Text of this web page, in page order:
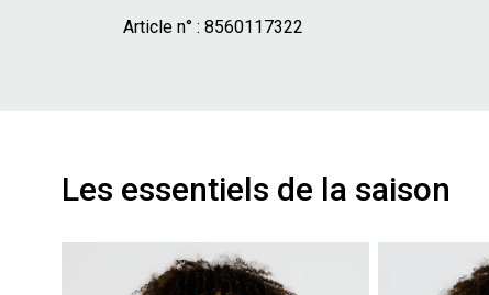
Article n° : 8560117322
Les essentiels de la saison